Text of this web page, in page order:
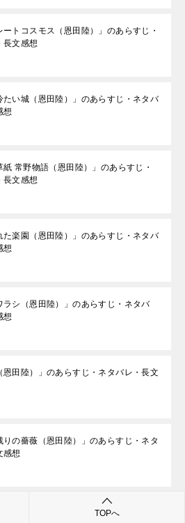
ートコスモス（恩田陸）」のあらすじ・
長文感想
たい城（恩田陸）」のあらすじ・ネタバ
想
紙 常野物語（恩田陸）」のあらすじ・
長文感想
た楽園（恩田陸）」のあらすじ・ネタバ
想
ラシ（恩田陸）」のあらすじ・ネタバ
想
恩田陸）」のあらすじ・ネタバレ・長文
りの薔薇（恩田陸）」のあらすじ・ネタ
感想
ア（恩田陸）」のあらすじ・ネタバレ・
TOPへ